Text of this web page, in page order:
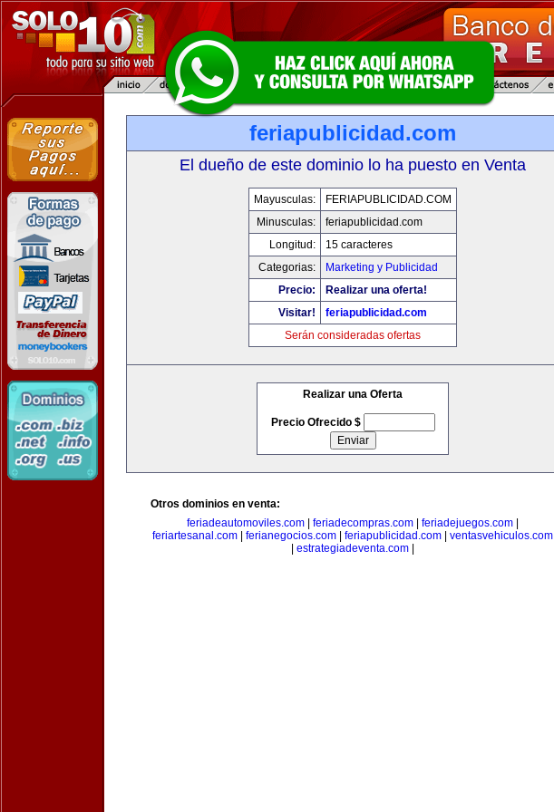
feriapublicidad.com
El dueño de este dominio lo ha puesto en Venta
Mayusculas:
FERIAPUBLICIDAD.COM
Minusculas:
feriapublicidad.com
Longitud:
15 caracteres
Categorias:
Marketing y Publicidad
Precio:
Realizar una oferta!
Visitar!
feriapublicidad.com
Serán consideradas ofertas
Realizar una Oferta
Precio Ofrecido $
Otros dominios en venta:
feriadeautomoviles.com
feriadecompras.com feriadejuegos.com
feriartesanal.com
ferianegocios.com feriapublicidad.com
ventasvehiculos.com
estrategiadeventa.com